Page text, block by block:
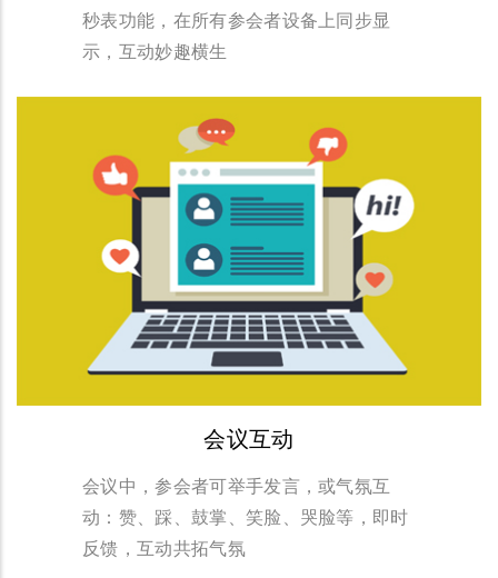
秒表功能，在所有参会者设备上同步显
示，互动妙趣横生
会议互动
会议中，参会者可举手发言，或气氛互
动：赞、踩、鼓掌、笑脸、哭脸等，即时
反馈，互动共拓气氛